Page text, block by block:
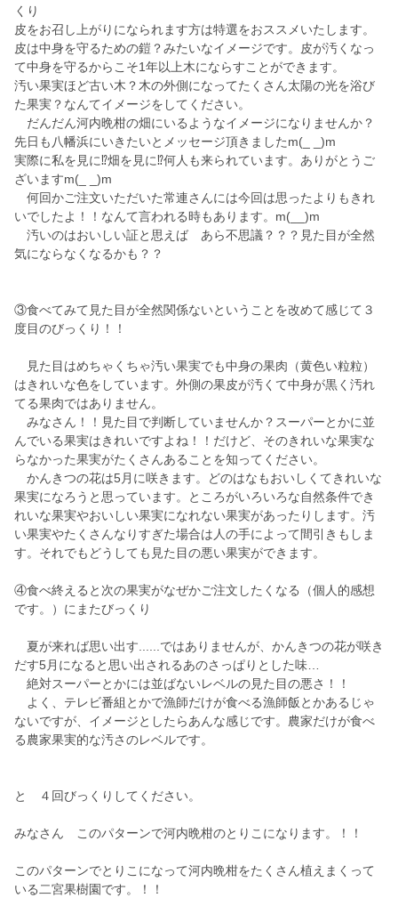
くり
皮をお召し上がりになられます方は特選をおススメいたします。
皮は中身を守るための鎧？みたいなイメージです。皮が汚くなっ
て中身を守るからこそ1年以上木にならすことができます。
汚い果実ほど古い木？木の外側になってたくさん太陽の光を浴び
た果実？なんてイメージをしてください。
だんだん河内晩柑の畑にいるようなイメージになりませんか？
先日も八幡浜にいきたいとメッセージ頂きましたm(_ _)m
実際に私を見に⁉️畑を見に⁉️何人も来られています。ありがとうご
ざいますm(_ _)m
何回かご注文いただいた常連さんには今回は思ったよりもきれ
いでしたよ！！なんて言われる時もあります。m(__)m
汚いのはおいしい証と思えば あら不思議？？？見た目が全然
気にならなくなるかも？？
③食べてみて見た目が全然関係ないということを改めて感じて３
度目のびっくり！！
見た目はめちゃくちゃ汚い果実でも中身の果肉（黄色い粒粒）
はきれいな色をしています。外側の果皮が汚くて中身が黒く汚れ
てる果肉ではありません。
みなさん！！見た目で判断していませんか？スーパーとかに並
んでいる果実はきれいですよね！！だけど、そのきれいな果実な
らなかった果実がたくさんあることを知ってください。
かんきつの花は5月に咲きます。どのはなもおいしくてきれいな
果実になろうと思っています。ところがいろいろな自然条件でき
れいな果実やおいしい果実になれない果実があったりします。汚
い果実やたくさんなりすぎた場合は人の手によって間引きもしま
す。それでもどうしても見た目の悪い果実ができます。
④食べ終えると次の果実がなぜかご注文したくなる（個人的感想
です。）にまたびっくり
夏が来れば思い出す......ではありませんが、かんきつの花が咲き
だす5月になると思い出されるあのさっぱりとした味…
絶対スーパーとかには並ばないレベルの見た目の悪さ！！
よく、テレビ番組とかで漁師だけが食べる漁師飯とかあるじゃ
ないですが、イメージとしたらあんな感じです。農家だけが食べ
る農家果実的な汚さのレベルです。
と ４回びっくりしてください。
みなさん このパターンで河内晩柑のとりこになります。！！
このパターンでとりこになって河内晩柑をたくさん植えまくって
いる二宮果樹園です。！！